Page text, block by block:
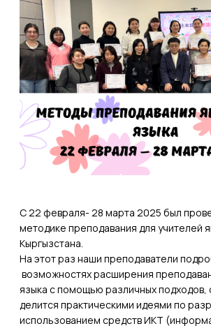
С 22 февраля- 28 марта 2025 был
методике преподавания для учителей
Кыргызстана.
На этот раз наши преподаватели
возможностях расширения
языка с помощью различных подходов,
делится практическими идеями по
использованием средств ИКТ